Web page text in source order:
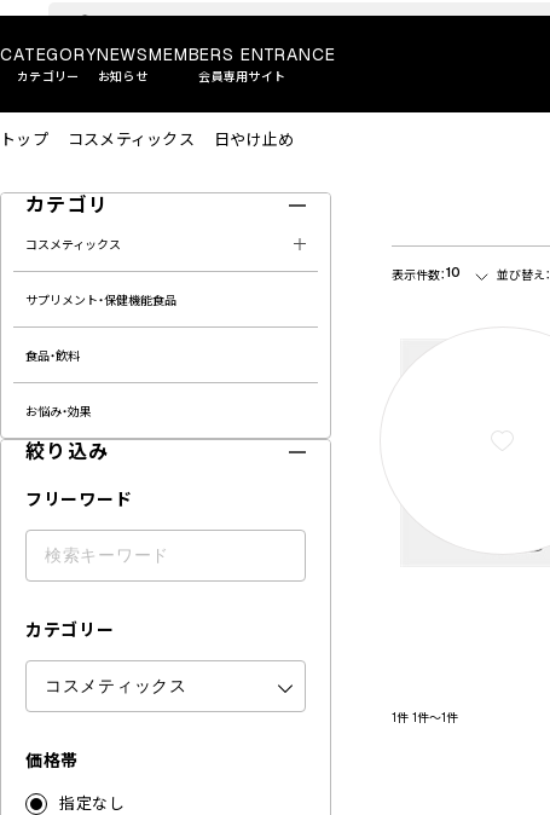
CATEGORY
カテゴリー
NEWS
お知らせ
MEMBERS ENTRANCE
会員専用サイト
トップ コスメティックス 日やけ止め
カテゴリ
コスメティックス
サプリメント・保健機能食品
食品・飲料
お悩み・効果
絞り込み
フリーワード
カテゴリー
価格帯
指定なし
表示件数：10 並び替え：
1件 1件～1件